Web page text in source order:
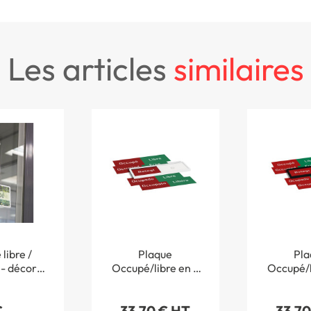
les articles similaires
libre /
décor
Plaque
Occupé/libre en 5